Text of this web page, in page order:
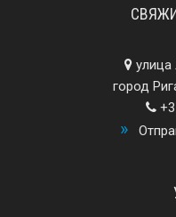
улица
город